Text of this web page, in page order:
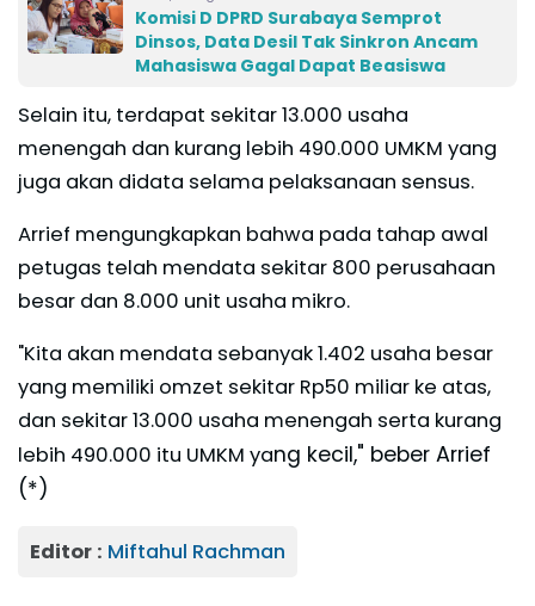
Komisi D DPRD Surabaya Semprot
Dinsos, Data Desil Tak Sinkron Ancam
Mahasiswa Gagal Dapat Beasiswa
Selain itu, terdapat sekitar 13.000 usaha
menengah dan kurang lebih 490.000 UMKM yang
juga akan didata selama pelaksanaan sensus.
Arrief mengungkapkan bahwa pada tahap awal
petugas telah mendata sekitar 800 perusahaan
besar dan 8.000 unit usaha mikro.
"Kita akan mendata sebanyak 1.402 usaha besar
yang memiliki omzet sekitar Rp50 miliar ke atas,
dan sekitar 13.000 usaha menengah serta kurang
lebih 490.000 itu UMKM yang kecil," beber Arrief
(*)
Editor : Miftahul Rachman